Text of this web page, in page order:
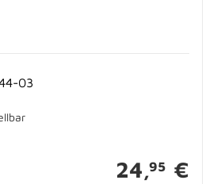
03
24,95 €